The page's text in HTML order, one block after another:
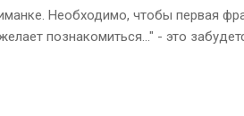
Необходимо, чтобы первая
познакомиться..." - это